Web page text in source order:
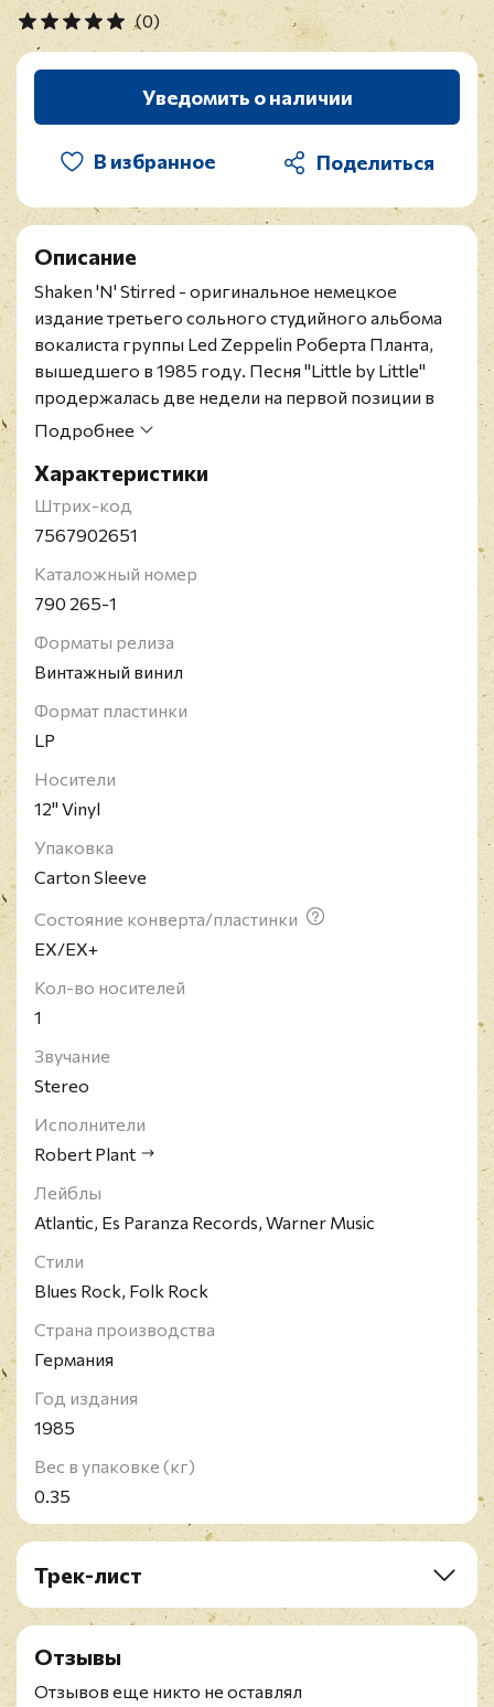
(0)
Уведомить о наличии
В избранное
Описание
Shaken 'N' Stirred - оригинальное немецкое
издание третьего сольного студийного альбома
вокалиста группы Led Zeppelin Роберта Планта,
вышедшего в 1985 году. Песня "Little by Little"
продержалась две недели на первой позиции в
чартах Mainstream Rock Tracks.
Роберт Энтони Плант - британский рок-вокалист,
известный прежде всего участием в Led Zeppelin.
После распада группы Плант начал успешную
день. Командор ордена Британской империи
(CBE).
Подробнее
Характеристики
Штрих-код
7567902651
Каталожный номер
790 265-1
Форматы релиза
Винтажный винил
Формат пластинки
LP
Носители
12" Vinyl
Упаковка
Carton Sleeve
Состояние конверта/пластинки
EX/EX+
Кол-во носителей
1
Звучание
Stereo
Исполнители
Robert Plant
Лейблы
Atlantic, Es Paranza Records, Warner Music
Стили
Blues Rock, Folk Rock
Страна производства
Германия
Год издания
1985
Вес в упаковке (кг)
0.35
Трек-лист
A1. Hip To Hoo
A2. Kallalou Kallalou
A3. Too Loud
A4. Trouble Your Money
Отзывы
Отзывов еще никто не оставлял